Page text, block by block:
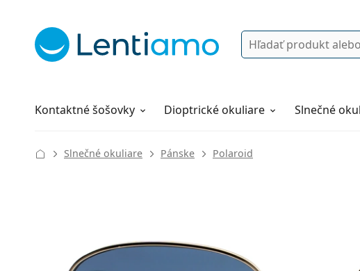
Vyhľadávanie
Kontaktné šošovky
Roztoky Dioptrické okuliare Slnečné
Všetko o nákupe
Slnečné okuliare Pánske Polaroid